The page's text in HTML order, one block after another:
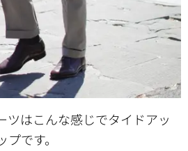
ツはこんな感じでタイドアッ
です。